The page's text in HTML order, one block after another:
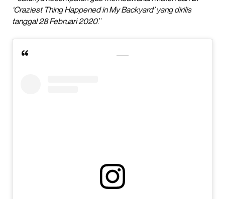
‘Craziest Thing Happened in My Backyard’ yang dirilis
tanggal 28 Februari 2020.”